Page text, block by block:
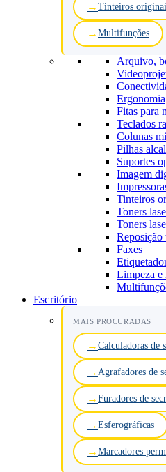
Tinteiros
Multifunções
Arquivo,
Ergonomia
Fitas para
Teclados
Colunas
Pilhas
Suportes
Imagem
Tinteiros
Toners
Toners
Reposição
Faxes
Limpeza e
Escritório
MAIS PROCURADAS
Calculadoras de
Agrafadores de
Furadores de
Esferográficas
Marcadores